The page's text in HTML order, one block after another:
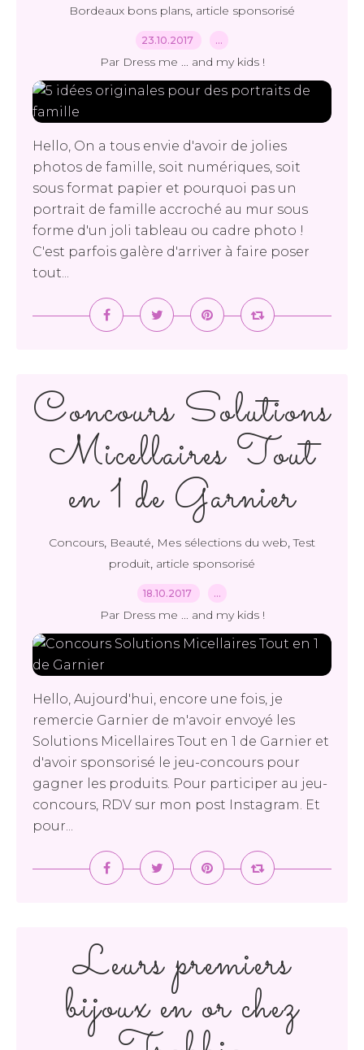
Bordeaux bons plans, article sponsorisé
23.10.2017 …
Par Dress me ... and my kids !
Hello, On a tous envie d'avoir de jolies
photos de famille, soit numériques, soit
sous format papier et pourquoi pas un
portrait de famille accroché au mur sous
forme d'un joli tableau ou cadre photo !
C'est parfois galère d'arriver à faire poser
tout...
Concours Solutions
Micellaires Tout
en 1 de Garnier
Concours, Beauté, Mes sélections du web,Test
produit, article sponsorisé
18.10.2017 …
Par Dress me ... and my kids !
Hello, Aujourd'hui, encore une fois, je
remercie Garnier de m'avoir envoyé les
Solutions Micellaires Tout en 1 de Garnier et
d'avoir sponsorisé le jeu-concours pour
gagner les produits. Pour participer au jeu-
concours, RDV sur mon post Instagram. Et
pour...
Leurs premiers
bijoux en or chez